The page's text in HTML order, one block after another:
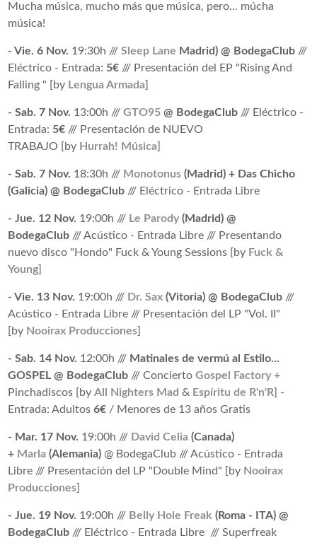
Mucha música, mucho más que música, pero... múcha
música!
- Vie. 6 Nov. 19:30h ///Sleep Lane Madrid) @ BodegaClub ///
Eléctrico - Entrada: 5€ /// Presentación del EP "Rising And
Falling " [by Lengua Armada
- Sab. 7 Nov. 13:00h ///GTO95 @ BodegaClub /// Eléctrico -
Entrada: 5€ /// Presentación de NUEVO
TRABAJO [by Hurrah! Música
- Sab. 7 Nov. 18:30h /// Monotonus (Madrid) + Das Chicho
(Galicia) @ BodegaClub /// Eléctrico - Entrada Libre
- Jue. 12 Nov. 19:00h /// Le Parody (Madrid) @
BodegaClub /// Acústico - Entrada Libre /// Presentando
nuevo disco "Hondo" Fuck & Young Sessions [by Fuck &
Young
- Vie. 13 Nov. 19:00h /// Dr. Sax (Vitoria) @ BodegaClub ///
Acústico - Entrada Libre /// Presentación del LP "Vol. II"
[by Nooirax Producciones
- Sab. 14 Nov. 12:00h /// Matinales de vermú al Estilo...
GOSPEL @ BodegaClub /// ConciertoGospel Factory +
Pinchadiscos [byAll Nighters Mad & Espíritu de R'n'R ] -
Entrada: Adultos6€ / Menores de 13 años Gratis
- Mar. 17 Nov. 19:00h /// David Celia (Canada)
+ Marla (Alemania) @ BodegaClub /// Acústico - Entrada
Libre /// Presentación del LP "Double Mind" [by Nooirax
Producciones
- Jue. 19 Nov. 19:00h /// Belly Hole Freak (Roma - ITA) @
BodegaClub /// Eléctrico - Entrada Libre /// Superfreak